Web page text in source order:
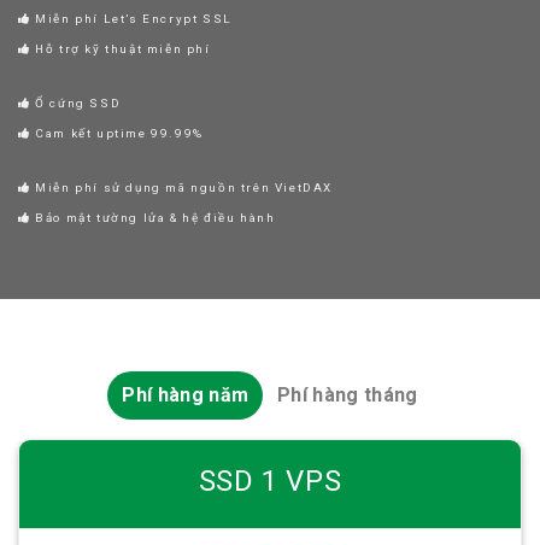
Miễn phí Let’s Encrypt SSL
Hỗ trợ kỹ thuật miễn phí
Ổ cứng SSD
Cam kết uptime 99.99%
Miễn phí sử dụng mã nguồn trên VietDAX
Bảo mật tường lửa & hệ điều hành
Phí hàng năm Phí hàng tháng
SSD 1 VPS